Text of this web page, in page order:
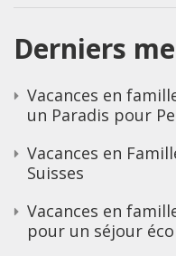
Derniers
Vacances en
un Paradis pour
Vacances en
Suisses
Vacances en
pour un séjour